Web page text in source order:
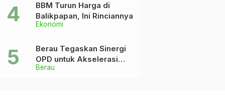
Ekonomi
BBM Turun Harga di
Balikpapan, Ini Rinciannya
Berau
Berau Tegaskan Sinergi
OPD untuk Akselerasi
Pembangunan